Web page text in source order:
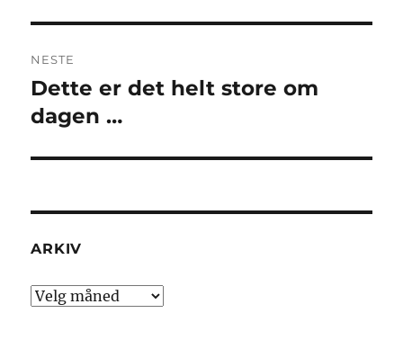
NESTE
Neste
innlegg:
Dette er det helt store om
dagen …
ARKIV
Arkiv